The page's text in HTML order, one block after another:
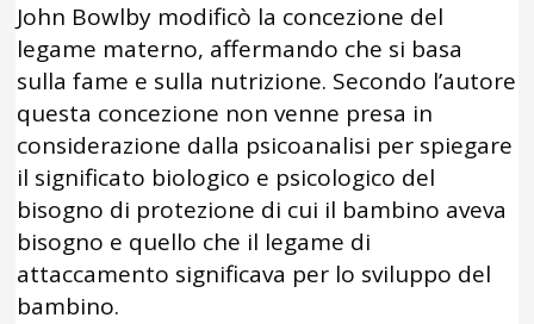
John Bowlby modificò la concezione del
legame materno, affermando che si basa
sulla fame e sulla nutrizione. Secondo l’autore
questa concezione non venne presa in
considerazione dalla psicoanalisi per spiegare
il significato biologico e psicologico del
bisogno di protezione di cui il bambino aveva
bisogno e quello che il legame di
attaccamento significava per lo sviluppo del
bambino.